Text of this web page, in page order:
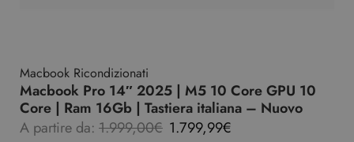
Macbook Ricondizionati
Macbook Pro 14″ 2025 | M5 10 Core GPU 10
Core | Ram 16Gb | Tastiera italiana – Nuovo
A partire da: 1.999,00€ 1.799,99€